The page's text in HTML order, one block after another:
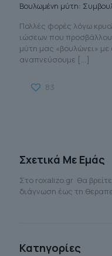
Βουλωμένη μύτη:
Πολλές φορές λόγω
ιώσεων που
μύτη μας «βουλώνει»
αναπνεύσουμε […]
83
Σχετικά Με Εμάς
Στο roxalizo.gr θα
διάγνωση έως τη
Κατηγορίες